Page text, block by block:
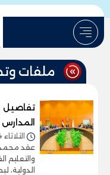
ملفات
تفاصيل
المدارس
الثلاثاء 14/يوليو/2026 - 05:27 م
عقد محمد
والتعليم
الدولية،